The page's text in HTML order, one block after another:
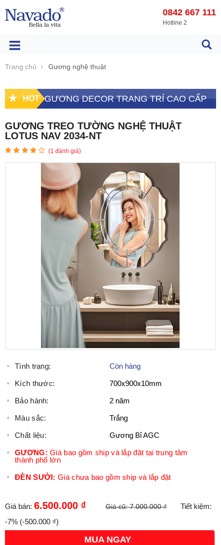
0842 667 111
Hotline 2
Trang chủ Gương nghệ thuật
HOT GƯƠNG DECOR TRANG TRÍ CAO CẤP
GƯƠNG TREO TƯỜNG NGHỆ THUẬT
LOTUS NAV 2034-NT
(1 đánh giá)
Tình trạng: Còn hàng
Kích thước: 700x900x10mm
Bảo hành: 2 năm
Màu sắc: Trắng
Chất liệu: Gương Bỉ AGC
GƯƠNG: Giá bao gồm ship và lắp đặt tại trung tâm
thành phố lớn
ĐÈN SƯỞI: Giá chưa bao gồm ship và lắp đặt
Giá bán: 6.500.000 ₫ Giá cũ:7.000.000 ₫
Tiết kiệm:
-7% (-500.000 ₫)
MUA NGAY